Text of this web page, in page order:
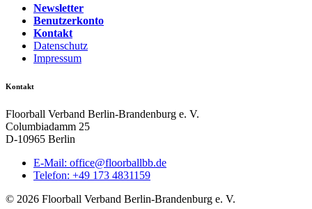
Newsletter
Benutzerkonto
Kontakt
Datenschutz
Impressum
Kontakt
Floorball Verband Berlin-Brandenburg e. V.
Columbiadamm 25
D-10965 Berlin
E-Mail: ed.bbllabroolf@eciffo
Telefon: +49 173 4831159
© 2026 Floorball Verband Berlin-Brandenburg e. V.